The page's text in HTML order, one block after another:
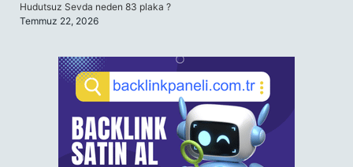
Hudutsuz Sevda neden 83 plaka ?
Temmuz 22, 2026